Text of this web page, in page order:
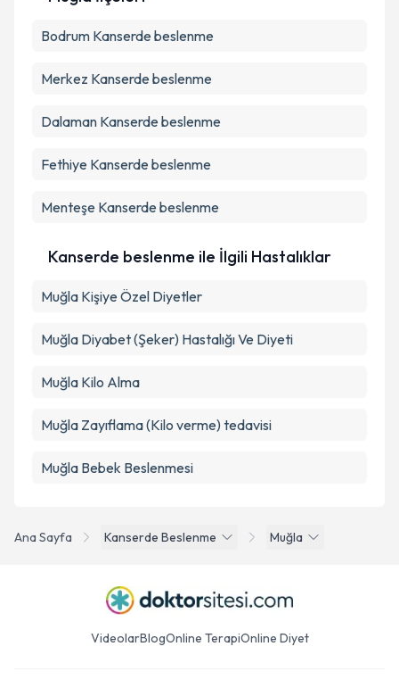
Metni'ni okudum ve kişisel verilerimin belirtilen
Ana Sayfa Kanserde Beslenme Muğla
Bodrum Kanserde beslenme
Merkez Kanserde beslenme
Dalaman Kanserde beslenme
Fethiye Kanserde beslenme
Menteşe Kanserde beslenme
Kanserde beslenme ile İlgili Hastalıklar
Muğla Kişiye Özel Diyetler
Muğla Diyabet (Şeker) Hastalığı Ve Diyeti
Muğla Kilo Alma
Muğla Zayıflama (Kilo verme) tedavisi
Muğla Bebek Beslenmesi
VideolarBlogOnline TerapiOnline Diyet